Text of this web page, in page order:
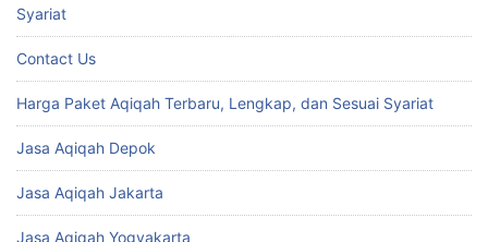
Syariat
Contact Us
Harga Paket Aqiqah Terbaru, Lengkap, dan Sesuai Syariat
Jasa Aqiqah Depok
Jasa Aqiqah Jakarta
Jasa Aqiqah Yogyakarta